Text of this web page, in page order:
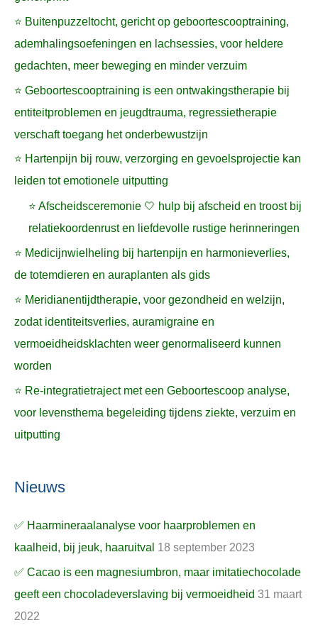
⭐ Buitenpuzzeltocht, gericht op geboortescooptraining,
ademhalingsoefeningen en lachsessies, voor heldere
gedachten, meer beweging en minder verzuim
⭐ Geboortescooptraining is een ontwakingstherapie bij
entiteitproblemen en jeugdtrauma, regressietherapie
verschaft toegang het onderbewustzijn
⭐ Hartenpijn bij rouw, verzorging en gevoelsprojectie kan
leiden tot emotionele uitputting
⭐ Afscheidsceremonie 🤍 hulp bij afscheid en troost bij
relatiekoordenrust en liefdevolle rustige herinneringen
⭐ Medicijnwielheling bij hartenpijn en harmonieverlies,
de totemdieren en auraplanten als gids
⭐ Meridianentijdtherapie, voor gezondheid en welzijn,
zodat identiteitsverlies, auramigraine en
vermoeidheidsklachten weer genormaliseerd kunnen
worden
⭐ Re-integratietraject met een Geboortescoop analyse,
voor levensthema begeleiding tijdens ziekte, verzuim en
uitputting
Nieuws
✅ Haarmineraalanalyse voor haarproblemen en
kaalheid, bij jeuk, haaruitval 18 september 2023
✅ Cacao is een magnesiumbron, maar imitatiechocolade
geeft een chocoladeverslaving bij vermoeidheid 31 maart
2022